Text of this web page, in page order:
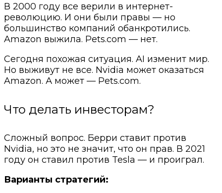
В 2000 году все верили в интернет-
революцию. И они были правы — но
большинство компаний обанкротились.
Amazon выжила. Pets.com — нет.
Сегодня похожая ситуация. AI изменит мир.
Но выживут не все. Nvidia может оказаться
Amazon. А может — Pets.com.
Что делать инвесторам?
Сложный вопрос. Берри ставит против
Nvidia, но это не значит, что он прав. В 2021
году он ставил против Tesla — и проиграл.
Варианты стратегий: